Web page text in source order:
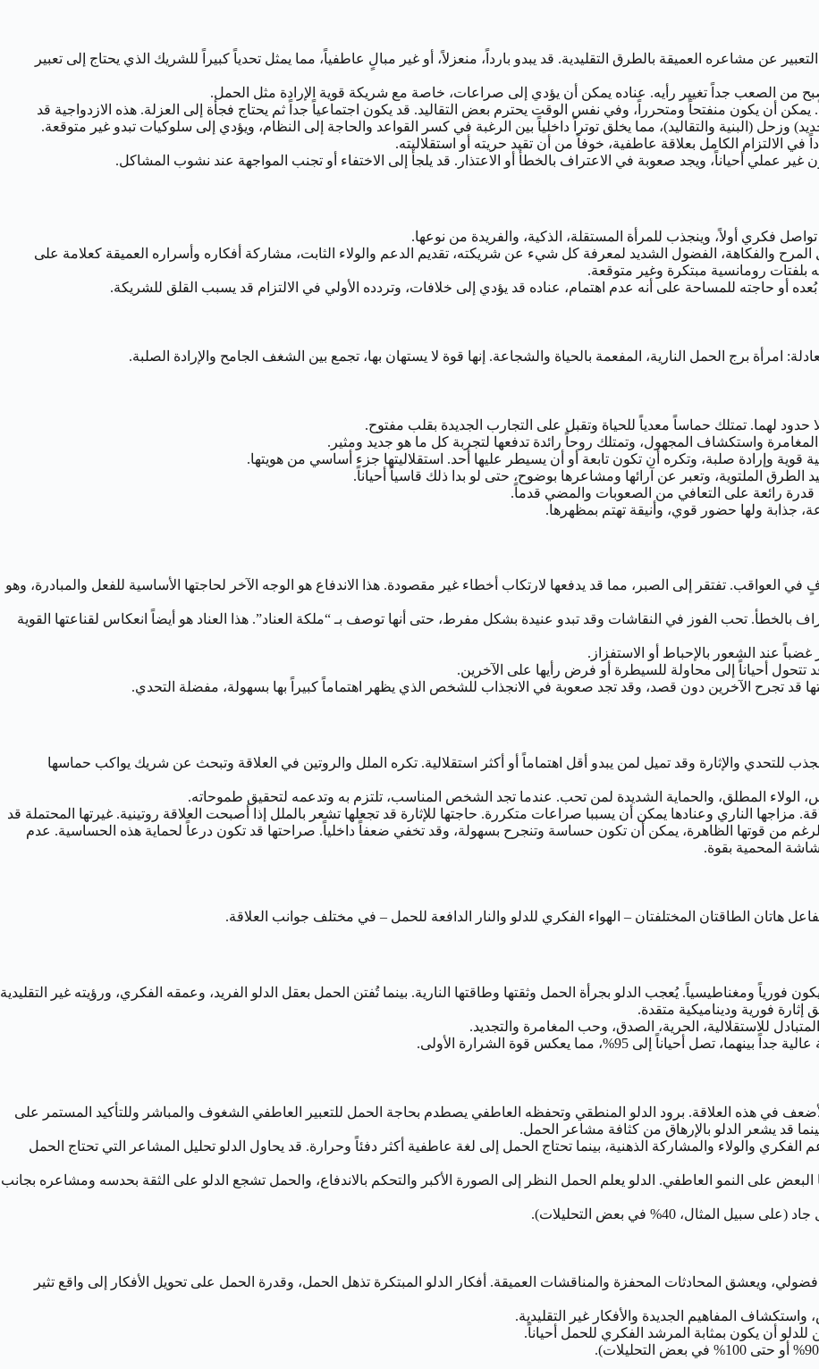
عن مشاعره العميقة بالطرق التقليدية. قد يبدو بارداً، منعزلاً، أو غير مبالٍ عاطفياً، مما يمثل تحدياً كبيراً للشريك الذي يحتاج إلى تعبير
من الصعب جداً تغيير رأيه. عناده يمكن أن يؤدي إلى صراعات، خاصة مع شريكة قوية الإرادة مثل الحمل.
يمكن أن يكون منفتحاً ومتحرراً، وفي نفس الوقت يحترم بعض التقاليد. قد يكون اجتماعياً جداً ثم يحتاج فجأة إلى العزلة. هذه الازدواجية قد
وزحل (البنية والتقاليد)، مما يخلق توتراً داخلياً بين الرغبة في كسر القواعد والحاجة إلى النظام، ويؤدي إلى سلوكيات تبدو غير متوقعة.
في الالتزام الكامل بعلاقة عاطفية، خوفاً من أن تقيد حريته أو استقلاليته.
عملي أحياناً، ويجد صعوبة في الاعتراف بالخطأ أو الاعتذار. قد يلجأ إلى الاختفاء أو تجنب المواجهة عند نشوب المشاكل.
تواصل فكري أولاً، وينجذب للمرأة المستقلة، الذكية، والفريدة من نوعها.
والفكاهة، الفضول الشديد لمعرفة كل شيء عن شريكته، تقديم الدعم والولاء الثابت، مشاركة أفكاره وأسراره العميقة كعلامة على
بلفتات رومانسية مبتكرة وغير متوقعة.
أو حاجته للمساحة على أنه عدم اهتمام، عناده قد يؤدي إلى خلافات، وتردده الأولي في الالتزام قد يسبب القلق للشريكة.
برج الحمل النارية، المفعمة بالحياة والشجاعة. إنها قوة لا يستهان بها، تجمع بين الشغف الجامح والإرادة الصلبة.
حدود لهما. تمتلك حماساً معدياً للحياة وتقبل على التجارب الجديدة بقلب مفتوح.
واستكشاف المجهول، وتمتلك روحاً رائدة تدفعها لتجربة كل ما هو جديد ومثير.
قوية وإرادة صلبة، وتكره أن تكون تابعة أو أن يسيطر عليها أحد. استقلاليتها جزء أساسي من هويتها.
الملتوية، وتعبر عن آرائها ومشاعرها بوضوح، حتى لو بدا ذلك قاسياً أحياناً.
قدرة رائعة على التعافي من الصعوبات والمضي قدماً.
جذابة ولها حضور قوي، وأنيقة تهتم بمظهرها.
تفتقر إلى الصبر، مما قد يدفعها لارتكاب أخطاء غير مقصودة. هذا الاندفاع هو الوجه الآخر لحاجتها الأساسية للفعل والمبادرة، وهو
بالخطأ. تحب الفوز في النقاشات وقد تبدو عنيدة بشكل مفرط، حتى أنها توصف بـ “ملكة العناد”. هذا العناد هو أيضاً انعكاس لقناعتها القوية
عند الشعور بالإحباط أو الاستفزاز.
تتحول أحياناً إلى محاولة للسيطرة أو فرض رأيها على الآخرين.
قد تجرح الآخرين دون قصد، وقد تجد صعوبة في الانجذاب للشخص الذي يظهر اهتماماً كبيراً بها بسهولة، مفضلة التحدي.
للتحدي والإثارة وقد تميل لمن يبدو أقل اهتماماً أو أكثر استقلالية. تكره الملل والروتين في العلاقة وتبحث عن شريك يواكب حماسها
الولاء المطلق، والحماية الشديدة لمن تحب. عندما تجد الشخص المناسب، تلتزم به وتدعمه لتحقيق طموحاته.
مزاجها الناري وعنادها يمكن أن يسببا صراعات متكررة. حاجتها للإثارة قد تجعلها تشعر بالملل إذا أصبحت العلاقة روتينية. غيرتها المحتملة قد
من قوتها الظاهرة، يمكن أن تكون حساسة وتنجرح بسهولة، وقد تخفي ضعفاً داخلياً. صراحتها قد تكون درعاً لحماية هذه الحساسية. عدم
المحمية بقوة.
هاتان الطاقتان المختلفتان – الهواء الفكري للدلو والنار الدافعة للحمل – في مختلف جوانب العلاقة.
فورياً ومغناطيسياً. يُعجب الدلو بجرأة الحمل وثقتها وطاقتها النارية. بينما تُفتن الحمل بعقل الدلو الفريد، وعمقه الفكري، ورؤيته غير التقليدية
إثارة فورية وديناميكية متقدة.
للاستقلالية، الحرية، الصدق، وحب المغامرة والتجديد.
أحياناً إلى 95%، مما يعكس قوة الشرارة الأولى.
الأضعف في هذه العلاقة. برود الدلو المنطقي وتحفظه العاطفي يصطدم بحاجة الحمل للتعبير العاطفي الشغوف والمباشر وللتأكيد المستمر على
قد يشعر الدلو بالإرهاق من كثافة مشاعر الحمل.
الفكري والولاء والمشاركة الذهنية، بينما تحتاج الحمل إلى لغة عاطفية أكثر دفئاً وحرارة. قد يحاول الدلو تحليل المشاعر التي تحتاج الحمل
على النمو العاطفي. الدلو يعلم الحمل النظر إلى الصورة الأكبر والتحكم بالاندفاع، والحمل تشجع الدلو على الثقة بحدسه ومشاعره بجانب
40% في بعض التحليلات).
ويعشق المحادثات المحفزة والمناقشات العميقة. أفكار الدلو المبتكرة تذهل الحمل، وقدرة الحمل على تحويل الأفكار إلى واقع تثير
المفاهيم الجديدة والأفكار غير التقليدية.
أن يكون بمثابة المرشد الفكري للحمل أحياناً.